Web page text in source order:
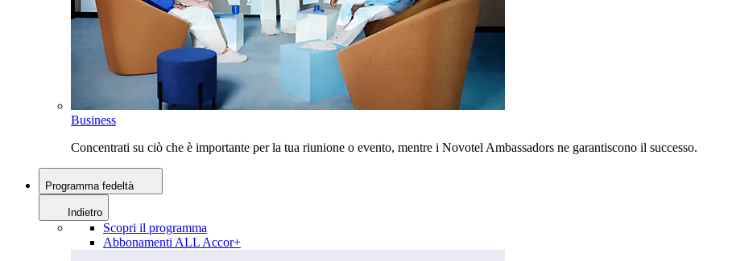
Business
Concentrati su ciò che è importante per la tua riunione o evento, mentre i Novotel Ambassadors ne garantiscono il successo.
Programma fedeltà
Indietro
Scopri il programma
Abbonamenti ALL Accor+